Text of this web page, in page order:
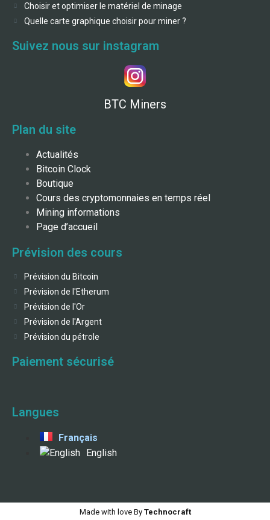
Choisir et optimiser le matériel de minage
Quelle carte graphique choisir pour miner ?
Suivez nous sur instagram
BTC Miners
Plan du site
Actualités
Bitcoin Clock
Boutique
Cours des cryptomonnaies en temps réel
Mining informations
Page d’accueil
Prévision des cours
Prévision du Bitcoin
Prévision de l'Etherum
Prévision de l'Or
Prévision de l'Argent
Prévision du pétrole
Paiement sécurisé
Langues
Français
English
Made with love ByTechnocraft